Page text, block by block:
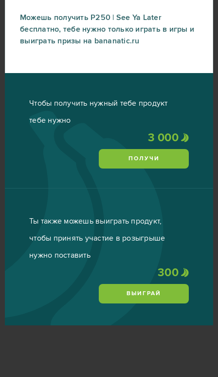
Можешь получить P250 | See Ya Later
бесплатно, тебе нужно только играть в игры и
выиграть призы на bananatic.ru
Чтобы получить нужный тебе продукт
тебе нужно
3 000
ПОЛУЧИ
Ты также можешь выиграть продукт,
чтобы принять участие в розыгрыше
нужно поставить
300
ВЫИГРАЙ